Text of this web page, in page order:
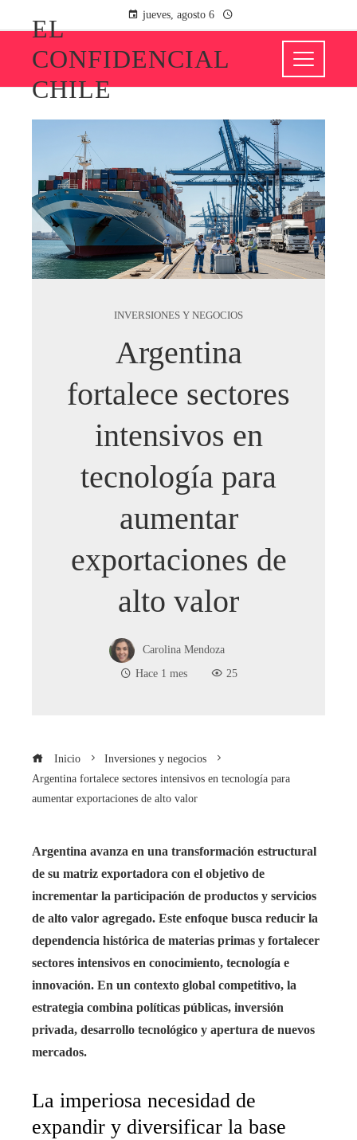
jueves, agosto 6
EL
CONFIDENCIAL
CHILE
INVERSIONES Y NEGOCIOS
Argentina
fortalece sectores
intensivos en
tecnología para
aumentar
exportaciones de
alto valor
Carolina Mendoza
Hace 1 mes
25
Inicio
Inversiones y negocios
Argentina fortalece sectores intensivos en tecnología para
aumentar exportaciones de alto valor
Argentina avanza en una transformación estructural
de su matriz exportadora con el objetivo de
incrementar la participación de productos y servicios
de alto valor agregado. Este enfoque busca reducir la
dependencia histórica de materias primas y fortalecer
sectores intensivos en conocimiento, tecnología e
innovación. En un contexto global competitivo, la
estrategia combina políticas públicas, inversión
privada, desarrollo tecnológico y apertura de nuevos
mercados.
La imperiosa necesidad de
expandir y diversificar la base